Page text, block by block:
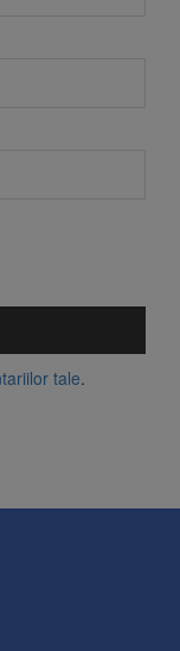
tale.